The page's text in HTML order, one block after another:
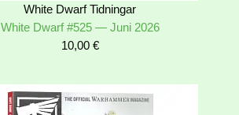
White Dwarf Tidningar
White Dwarf #525 — Juni 2026
10,00 €